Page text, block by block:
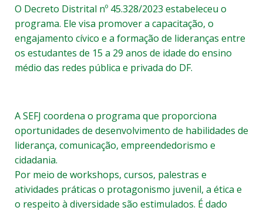
O Decreto Distrital nº 45.328/2023 estabeleceu o
programa. Ele visa promover a capacitação, o
engajamento cívico e a formação de lideranças entre
os estudantes de 15 a 29 anos de idade do ensino
médio das redes pública e privada do DF.
A SEFJ coordena o programa que proporciona
oportunidades de desenvolvimento de habilidades de
liderança, comunicação, empreendedorismo e
cidadania.
Por meio de workshops, cursos, palestras e
atividades práticas o protagonismo juvenil, a ética e
o respeito à diversidade são estimulados. É dado